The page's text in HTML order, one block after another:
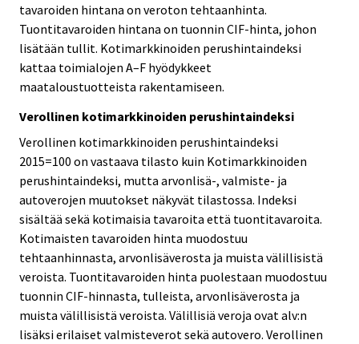
tavaroiden hintana on veroton tehtaanhinta.
Tuontitavaroiden hintana on tuonnin CIF-hinta, johon
lisätään tullit. Kotimarkkinoiden perushintaindeksi
kattaa toimialojen A–F hyödykkeet
maataloustuotteista rakentamiseen.
Verollinen kotimarkkinoiden perushintaindeksi
Verollinen kotimarkkinoiden perushintaindeksi
2015=100 on vastaava tilasto kuin Kotimarkkinoiden
perushintaindeksi, mutta arvonlisä-, valmiste- ja
autoverojen muutokset näkyvät tilastossa. Indeksi
sisältää sekä kotimaisia tavaroita että tuontitavaroita.
Kotimaisten tavaroiden hinta muodostuu
tehtaanhinnasta, arvonlisäverosta ja muista välillisistä
veroista. Tuontitavaroiden hinta puolestaan muodostuu
tuonnin CIF-hinnasta, tulleista, arvonlisäverosta ja
muista välillisistä veroista. Välillisiä veroja ovat alv:n
lisäksi erilaiset valmisteverot sekä autovero. Verollinen